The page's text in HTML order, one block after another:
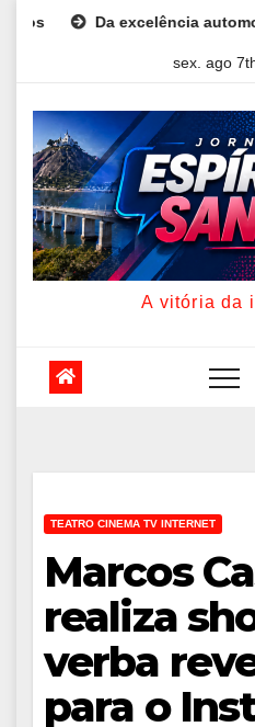
Da excelência automotiva à
sex. ago
A vitória da
TEATRO CINEMA TV INTERNET
Marcos
realiza
verba
para o